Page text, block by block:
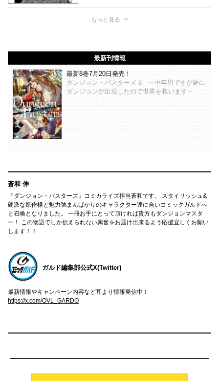
もっと見る
最新刊情報
最新8巻7月20日発売！
ダンジョン・バスターズ 8 ～中年男ですが庭に
ダンジョンが出現したので世界を救います～
蒼和 伸
『ダンジョン・バスターズ』コミカライズ担当蒼和です。 スタイリッシュ&
硬派な原作様と魅力弛まんばかりのキャラクター達に合いコミックガルドへ
と召喚となりました。 一冊お手にとって頂ければ貴方もダンジョンマスタ
ー！ この物語でしか伝えられない興奮をお届け出来るよう応援宜しくお願い
します！！
ガルド編集部公式X(Twitter)
最新情報やキャンペーン内容など耳より情報発信中！
https://x.com/OVL_GARDO